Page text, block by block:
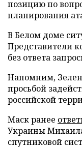
позицию по
планирования
В Белом доме
Представители
без ответа
Напомним,
просьбой
российской
Маск ранее
Украины
спутниковой